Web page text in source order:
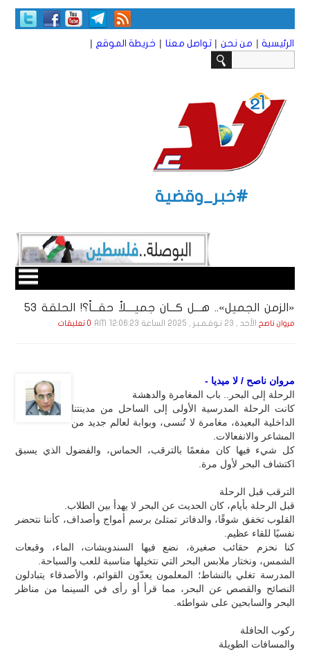
الرئيسية | من نحن | تواصل معنا | خريطة الموقع |
#خبر_وقضية
«الزمن الجميل».. هـــل كـــان جميــــلاً حقـــاً؟! الحلقة 53
مروان ناصح الأحد , 23 نـوفـمـبـر , 2025 الساعة 12:06:23 AM 0 تعليقات
مروان ناصح / لا ميديا -
الرحلة إلى البحر.. باب المغامرة والدهشة
كانت الرحلة المدرسية الأولى إلى الساحل من مدينتنا
الداخلية البعيدة، مغامرة لا تُنسى، وبوابة لعالم جديد من
المشاعر والانفعالات.
كل شيء فيها كان مفعمًا بالترقب، الحماس، والفضول الذي يسبق
اكتشاف البحر لأول مرة.
الترقب قبل الرحلة
قبل الرحلة بأيام، كان الحديث عن البحر لا يهدأ بين الطلاب.
القلوب تخفق شوقًا، والدفاتر تمتلئ برسم أمواج وأصداف، كأننا نتحضر
نفسيًا للقاء عظيم.
كنا نحزم حقائب صغيرة، نضع فيها السندويشات، الماء، وقبعات
الشمس، ونختار ملابس البحر التي نتخيلها مناسبة للعب والسباحة.
المدرسة تغلي بالنشاط؛ المعلمون يعدّون القوائم، والأصدقاء يتبادلون
النصائح والقصص عن البحر، مما قرأ أو رأى في السينما من مناظر
البحر والسابحين على شواطئه.
ركوب الحافلة
والمسافات الطويلة